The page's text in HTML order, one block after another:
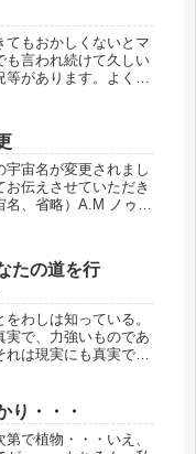
感しながら日常生活
ているのでしょう
てもおかしくないとマ
も言われ続けて久しい
があります。よくわ
後になるのかもしれ
ことが続いている現
宇宙名が変更されまし
お伝えさせていただき
名、省略）A.M ノゥ
日にて） 文責
トレーヤ
たの道を行
をわしは知っている。
実で、力強いものであ
れは現実にも真実であ
眼をもって、暗闇の
なのだ。」※ブラッ
り・・・
で植物・・・いえ、